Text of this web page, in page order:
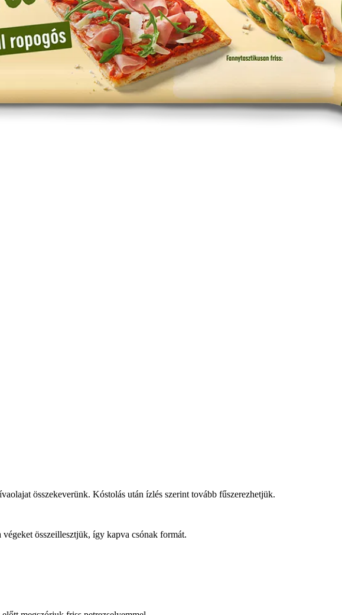
összekeverünk. Kóstolás után ízlés szerint tovább fűszerezhetjük.
összeillesztjük, így kapva csónak formát.